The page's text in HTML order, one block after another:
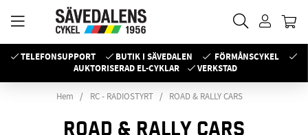
TELEFONSUPPORT BUTIK I SÄVEDALEN
FÖRMÅNSCYKEL
AUKTORISERAD EL-CYKLAR
VERKSTAD
Hem RC - RADIOSTYRT ROAD & RALLY CARS
ROAD & RALLY CARS